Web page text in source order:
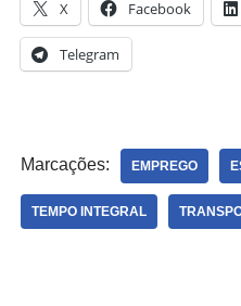
X Facebook
Telegram
Marcações: EMPREGO
TEMPO INTEGRAL